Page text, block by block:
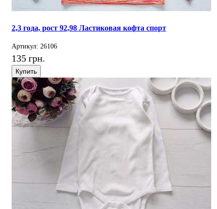
2,3 года, рост 92,98 Ластиковая кофта спорт
Артикул: 26106
135 грн.
Купить